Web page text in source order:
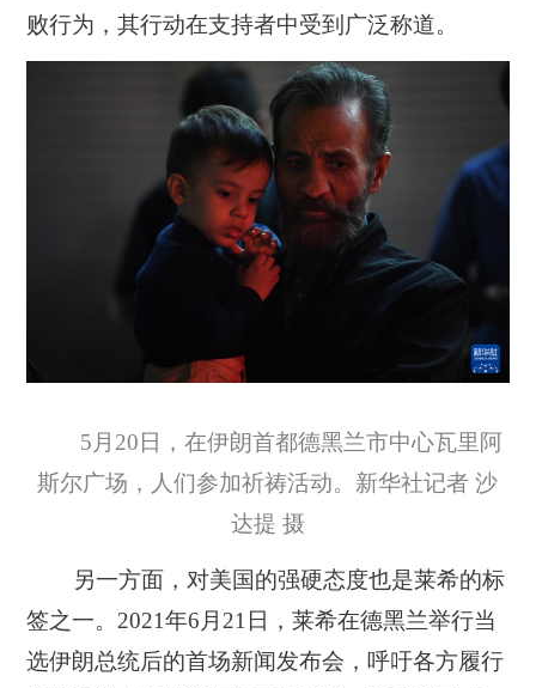
败行为，其行动在支持者中受到广泛称道。
5月20日，在伊朗首都德黑兰市中心瓦里阿
斯尔广场，人们参加祈祷活动。新华社记者 沙
达提 摄
另一方面，对美国的强硬态度也是莱希的标
签之一。2021年6月21日，莱希在德黑兰举行当
选伊朗总统后的首场新闻发布会，呼吁各方履行